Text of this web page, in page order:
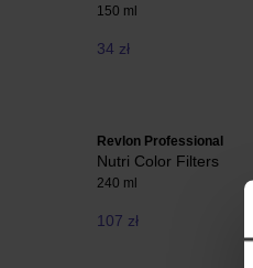
150 ml
34 zł
Revlon Professional
Nutri Color Filters
240 ml
107 zł